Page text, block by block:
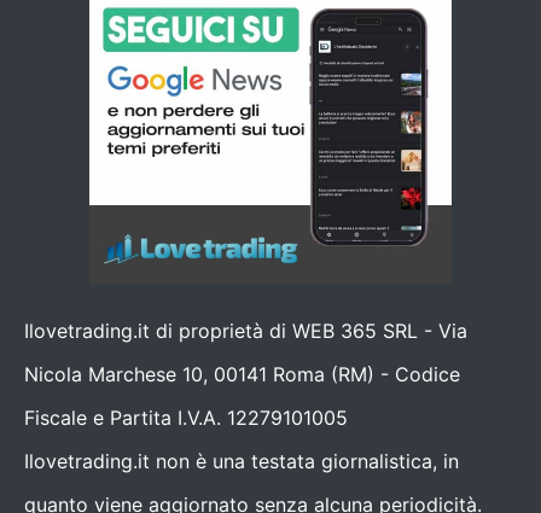
Ilovetrading.it di proprietà di WEB 365 SRL - Via
Nicola Marchese 10, 00141 Roma (RM) - Codice
Fiscale e Partita I.V.A. 12279101005
Ilovetrading.it non è una testata giornalistica, in
quanto viene aggiornato senza alcuna periodicità.